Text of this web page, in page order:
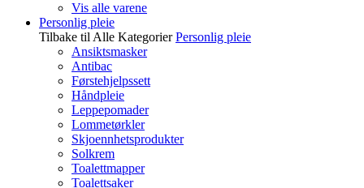
Vis alle varene
Personlig pleie
Tilbake til Alle Kategorier Personlig pleie
Ansiktsmasker
Antibac
Førstehjelpssett
Håndpleie
Leppepomader
Lommetørkler
Skjoennhetsprodukter
Solkrem
Toalettmapper
Toalettsaker